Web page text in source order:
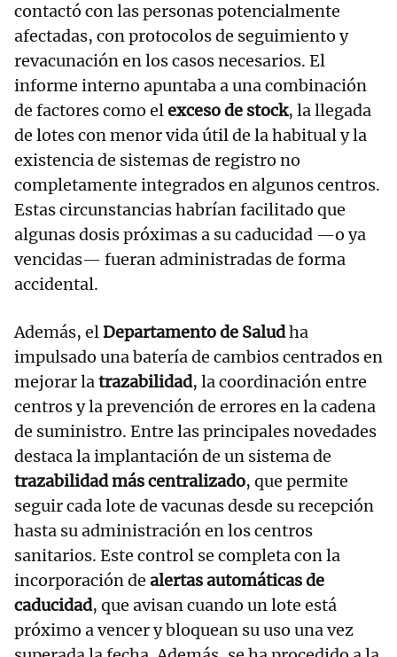
contactó con las personas potencialmente
afectadas, con protocolos de seguimiento y
revacunación en los casos necesarios. El
informe interno apuntaba a una combinación
de factores como elexceso de stock, la llegada
de lotes con menor vida útil de la habitual y la
existencia de sistemas de registro no
completamente integrados en algunos centros.
Estas circunstancias habrían facilitado que
algunas dosis próximas a su caducidad —o ya
vencidas— fueran administradas de forma
accidental.
Además, elDepartamento de Saludha
impulsado una batería de cambios centrados en
mejorar latrazabilidad, la coordinación entre
centros y la prevención de errores en la cadena
de suministro. Entre las principales novedades
destaca la implantación de un sistema de
trazabilidad más centralizado, que permite
seguir cada lote de vacunas desde su recepción
hasta su administración en los centros
sanitarios. Este control se completa con la
incorporación de alertas automáticas de
caducidad, que avisan cuando un lote está
próximo a vencer y bloquean su uso una vez